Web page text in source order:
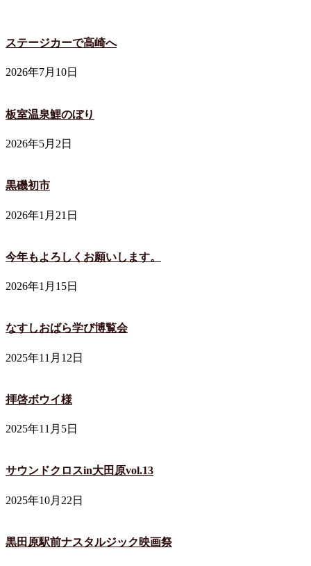
ステージカーで高崎へ
2026年7月10日
板室温泉鯉のぼり
2026年5月2日
黒磯初市
2026年1月21日
今年もよろしくお願いします。
2026年1月15日
なすしおばら学び博覧会
2025年11月12日
拝啓ボウイ様
2025年11月5日
サウンドクロスin大田原vol.13
2025年10月22日
黒田原駅前ナスタルジック映画祭